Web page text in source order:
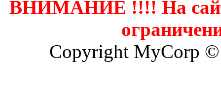
ВНИМАНИЕ !!!! На
Copyright MyCorp